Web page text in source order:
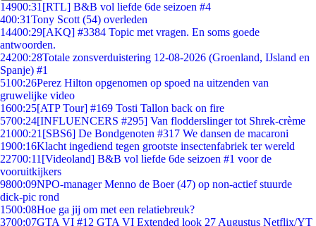
14900:31 [RTL] B&B vol liefde 6de seizoen #4
400:31Tony Scott (54) overleden
14400:29[AKQ] #3384 Topic met vragen. En soms goede
antwoorden.
24200:28Totale zonsverduistering 12-08-2026 (Groenland, IJsland en
Spanje) #1
5100:26Perez Hilton opgenomen op spoed na uitzenden van
gruwelijke video
1600:25[ATP Tour] #169 Tosti Tallon back on fire
5700:24[INFLUENCERS #295] Van flodderslinger tot Shrek-crème
21000:21 [SBS6] De Bondgenoten #317 We dansen de macaroni
1900:16Klacht ingediend tegen grootste insectenfabriek ter wereld
22700:11 [Videoland] B&B vol liefde 6de seizoen #1 voor de
vooruitkijkers
9800:09NPO-manager Menno de Boer (47) op non-actief stuurde
dick-pic rond
1500:08Hoe ga jij om met een relatiebreuk?
3700:07GTA VI #12 GTA VI Extended look 27 Augustus Netflix/YT